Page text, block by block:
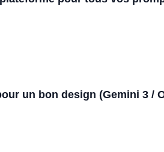
un bon design (Gemini 3 /